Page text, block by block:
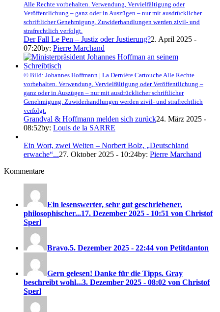
Alle Rechte vorbehalten. Verwendung, Vervielfältigung oder
Veröffentlichung – ganz oder in Auszügen – nur mit ausdrücklicher
schriftlicher Genehmigung. Zuwiderhandlungen werden zivil- und
strafrechtlich verfolgt.
Der Fall Le Pen – Justiz oder Justierung?2. April 2025 -
07:20by: Pierre Marchand
© Bild: Johannes Hoffmann | La Dernière Cartouche Alle Rechte
vorbehalten. Verwendung, Vervielfältigung oder Veröffentlichung –
ganz oder in Auszügen – nur mit ausdrücklicher schriftlicher
Genehmigung. Zuwiderhandlungen werden zivil- und strafrechtlich
verfolgt.
Grandval & Hoffmann melden sich zurück24. März 2025 -
08:52by: Louis de la SARRE
Ein Wort, zwei Welten – Norbert Bolz, „Deutschland
erwache“...27. Oktober 2025 - 10:24by: Pierre Marchand
Kommentare
Ein lesenswerter, sehr gut geschriebener,
philosophischer...17. Dezember 2025 - 10:51 von Christof
Sperl
Bravo.5. Dezember 2025 - 22:44 von Petitdanton
Gern gelesen! Danke für die Tipps. Gray
beschreibt wohl...3. Dezember 2025 - 08:02 von Christof
Sperl